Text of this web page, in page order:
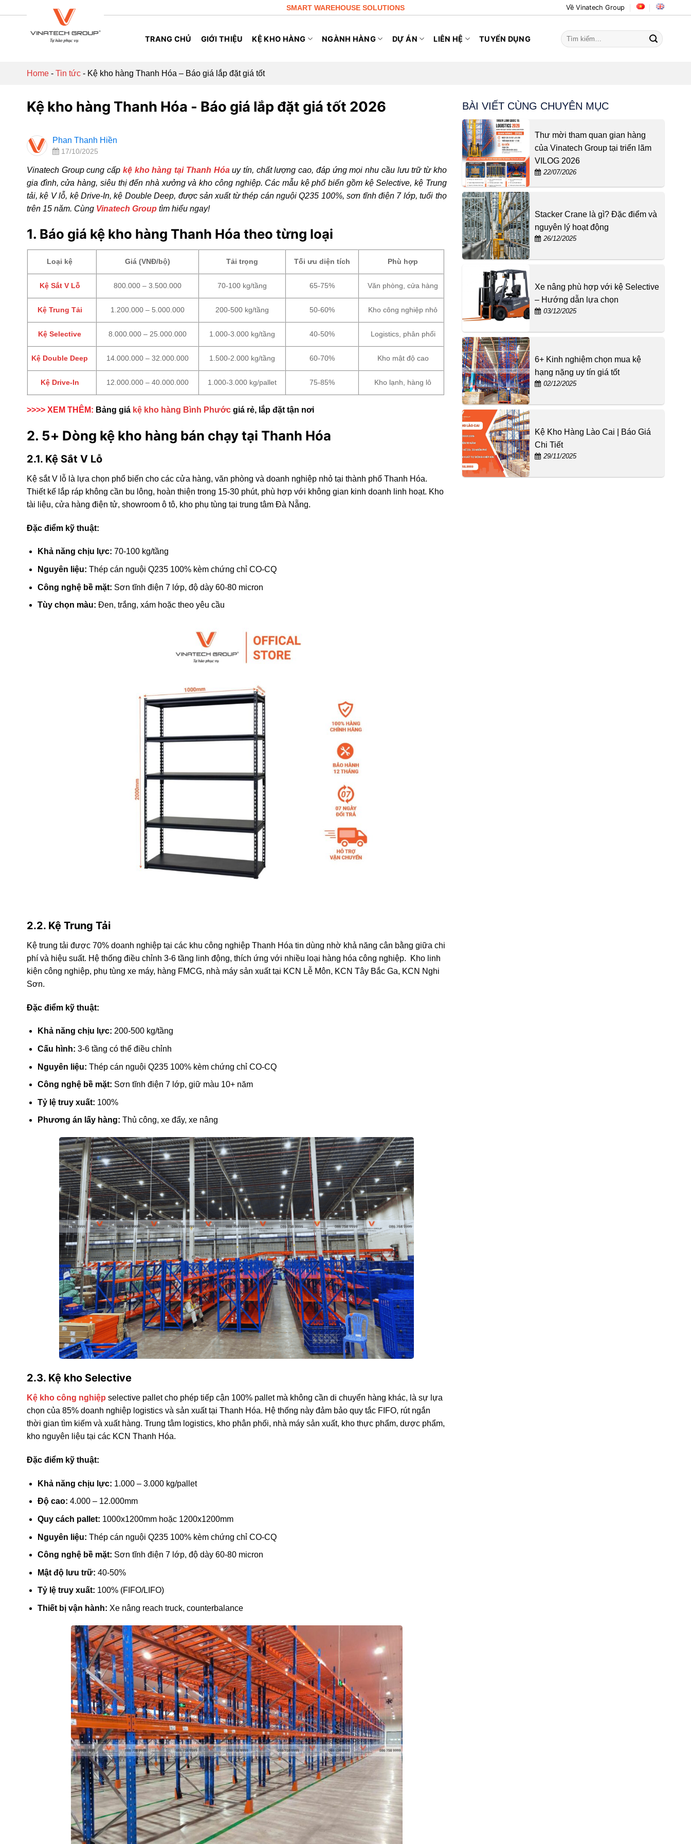
SMART WAREHOUSE SOLUTIONS Về Vinatech Group
TRANG CHỦ GIỚI THIỆU KỆ KHO HÀNG NGÀNH HÀNG DỰ ÁN LIÊN HỆ TUYỂN DỤNG
Tìm
kiếm:
Home - Tin tức - Kệ kho hàng Thanh Hóa – Báo giá lắp đặt giá tốt
Kệ kho hàng Thanh Hóa - Báo giá lắp đặt giá tốt 2026
Phan Thanh Hiền
17/10/2025
Vinatech Group cung cấp kệ kho hàng tại Thanh Hóa uy tín, chất lượng cao, đáp ứng mọi nhu cầu lưu trữ từ kho
gia đình, cửa hàng, siêu thị đến nhà xưởng và kho công nghiệp. Các mẫu kệ phổ biến gồm kệ Selective, kệ Trung
tải, kệ V lỗ, kệ Drive-In, kệ Double Deep, được sản xuất từ thép cán nguội Q235 100%, sơn tĩnh điện 7 lớp, tuổi thọ
trên 15 năm. Cùng Vinatech Group tìm hiểu ngay!
1. Báo giá kệ kho hàng Thanh Hóa theo từng loại
Loại kệ Giá (VNĐ/bộ) Tải trọng Tối ưu diện tích Phù hợp
Kệ Sắt V Lỗ 800.000 – 3.500.000 70-100 kg/tầng 65-75% Văn phòng, cửa hàng
Kệ Trung Tải 1.200.000 – 5.000.000 200-500 kg/tầng 50-60% Kho công nghiệp nhỏ
Kệ Selective 8.000.000 – 25.000.000 1.000-3.000 kg/tầng 40-50% Logistics, phân phối
Kệ Double Deep 14.000.000 – 32.000.000 1.500-2.000 kg/tầng 60-70% Kho mật độ cao
Kệ Drive-In 12.000.000 – 40.000.000 1.000-3.000 kg/pallet 75-85% Kho lạnh, hàng lô
>>>> XEM THÊM: Bảng giá kệ kho hàng Bình Phước giá rẻ, lắp đặt tận nơi
2. 5+ Dòng kệ kho hàng bán chạy tại Thanh Hóa
2.1. Kệ Sắt V Lỗ
Kệ sắt V lỗ là lựa chọn phổ biến cho các cửa hàng, văn phòng và doanh nghiệp nhỏ tại thành phố Thanh Hóa.
Thiết kế lắp ráp không cần bu lông, hoàn thiện trong 15-30 phút, phù hợp với không gian kinh doanh linh hoạt. Kho
tài liệu, cửa hàng điện tử, showroom ô tô, kho phụ tùng tại trung tâm Đà Nẵng.
Đặc điểm kỹ thuật:
Khả năng chịu lực: 70-100 kg/tầng
Nguyên liệu: Thép cán nguội Q235 100% kèm chứng chỉ CO-CQ
Công nghệ bề mặt: Sơn tĩnh điện 7 lớp, độ dày 60-80 micron
Tùy chọn màu: Đen, trắng, xám hoặc theo yêu cầu
2.2. Kệ Trung Tải
Kệ trung tải được 70% doanh nghiệp tại các khu công nghiệp Thanh Hóa tin dùng nhờ khả năng cân bằng giữa chi
phí và hiệu suất. Hệ thống điều chỉnh 3-6 tầng linh động, thích ứng với nhiều loại hàng hóa công nghiệp. Kho linh
kiện công nghiệp, phụ tùng xe máy, hàng FMCG, nhà máy sản xuất tại KCN Lễ Môn, KCN Tây Bắc Ga, KCN Nghi
Sơn.
Đặc điểm kỹ thuật:
Khả năng chịu lực: 200-500 kg/tầng
Cấu hình: 3-6 tầng có thể điều chỉnh
Nguyên liệu: Thép cán nguội Q235 100% kèm chứng chỉ CO-CQ
Công nghệ bề mặt: Sơn tĩnh điện 7 lớp, giữ màu 10+ năm
Tỷ lệ truy xuất: 100%
Phương án lấy hàng: Thủ công, xe đẩy, xe nâng
2.3. Kệ kho Selective
Kệ kho công nghiệp selective pallet cho phép tiếp cận 100% pallet mà không cần di chuyển hàng khác, là sự lựa
chọn của 85% doanh nghiệp logistics và sản xuất tại Thanh Hóa. Hệ thống này đảm bảo quy tắc FIFO, rút ngắn
thời gian tìm kiếm và xuất hàng. Trung tâm logistics, kho phân phối, nhà máy sản xuất, kho thực phẩm, dược phẩm,
kho nguyên liệu tại các KCN Thanh Hóa.
Đặc điểm kỹ thuật:
Khả năng chịu lực: 1.000 – 3.000 kg/pallet
Độ cao: 4.000 – 12.000mm
Quy cách pallet: 1000x1200mm hoặc 1200x1200mm
Nguyên liệu: Thép cán nguội Q235 100% kèm chứng chỉ CO-CQ
Công nghệ bề mặt: Sơn tĩnh điện 7 lớp, độ dày 60-80 micron
Mật độ lưu trữ: 40-50%
Tỷ lệ truy xuất: 100% (FIFO/LIFO)
Thiết bị vận hành: Xe nâng reach truck, counterbalance
BÀI VIẾT CÙNG CHUYÊN MỤC
Thư mời tham quan gian hàng
của Vinatech Group tại triển lãm
VILOG 2026
22/07/2026
Stacker Crane là gì? Đặc điểm và
nguyên lý hoạt động
26/12/2025
Xe nâng phù hợp với kệ Selective
– Hướng dẫn lựa chọn
03/12/2025
6+ Kinh nghiệm chọn mua kệ
hạng nặng uy tín giá tốt
02/12/2025
Kệ Kho Hàng Lào Cai | Báo Giá
Chi Tiết
29/11/2025